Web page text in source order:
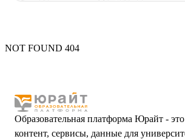
NOT FOUND 404
Образовательная платформа Юрайт -
контент, сервисы, данные для